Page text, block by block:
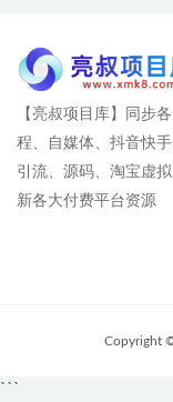
【亮叔项目库】同步
程、自媒体、抖音快
引流、源码、淘宝虚
新各大付费平台资源
Copyright
```